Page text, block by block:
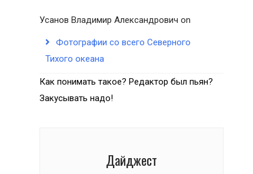
Усанов Владимир Александрович on
Фотографии со всего Северного
Тихого океана
Как понимать такое? Редактор был пьян?
Закусывать надо!
Дайджест